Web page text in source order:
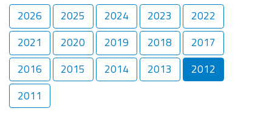
2026 2025 2024 2023
2022
2021
2020 2019 2018
2017
2016
2015 2014 2013
2012
2011